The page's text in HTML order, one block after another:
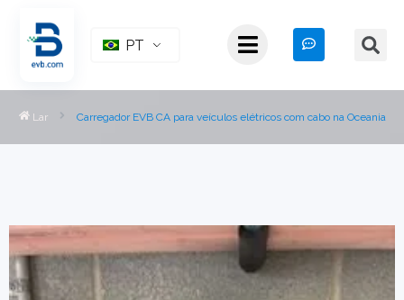
PT
Lar Carregador EVB CA para veículos elétricos com cabo na Oceania